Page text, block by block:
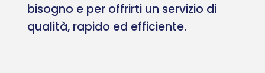
bisogno e per offrirti un servizio di
qualità, rapido ed efficiente.